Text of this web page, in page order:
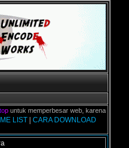
puntuk memperbesar web, karena aslinya
LIST| CARA DOWNLOAD